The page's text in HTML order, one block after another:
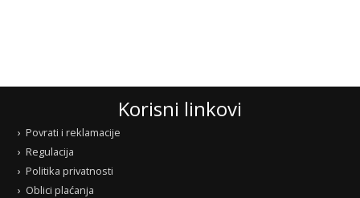
Korisni linkovi
Povrati i reklamacije
Regulacija
Politika privatnosti
Oblici plaćanja